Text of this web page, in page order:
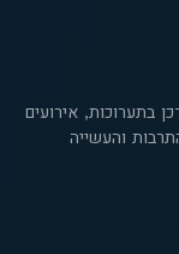
בתערוכות, אירועים
והעשייה